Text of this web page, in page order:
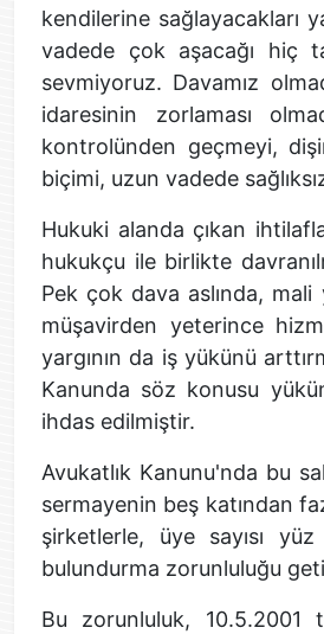
kendilerine sağlayacakları
vadede çok aşacağı hiç
sevmiyoruz. Davamız
idaresinin zorlaması
kontrolünden geçmeyi,
biçimi, uzun vadede
Hukuki alanda çıkan
hukukçu ile birlikte
Pek çok dava aslında,
müşavirden yeterince
yargının da iş yükünü
Kanunda söz konusu
ihdas edilmiştir.
Avukatlık Kanunu'nda bu
sermayenin beş katından
şirketlerle, üye sayısı
bulundurma zorunluluğu
Bu zorunluluk, 10.5.2001